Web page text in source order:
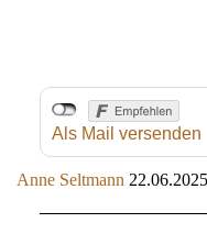
Als Mail versenden
Anne Seltmann